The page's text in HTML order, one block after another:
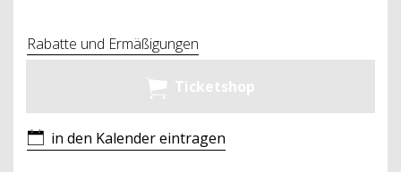
Rabatte und Ermäßigungen
Ticketshop
in den Kalender eintragen